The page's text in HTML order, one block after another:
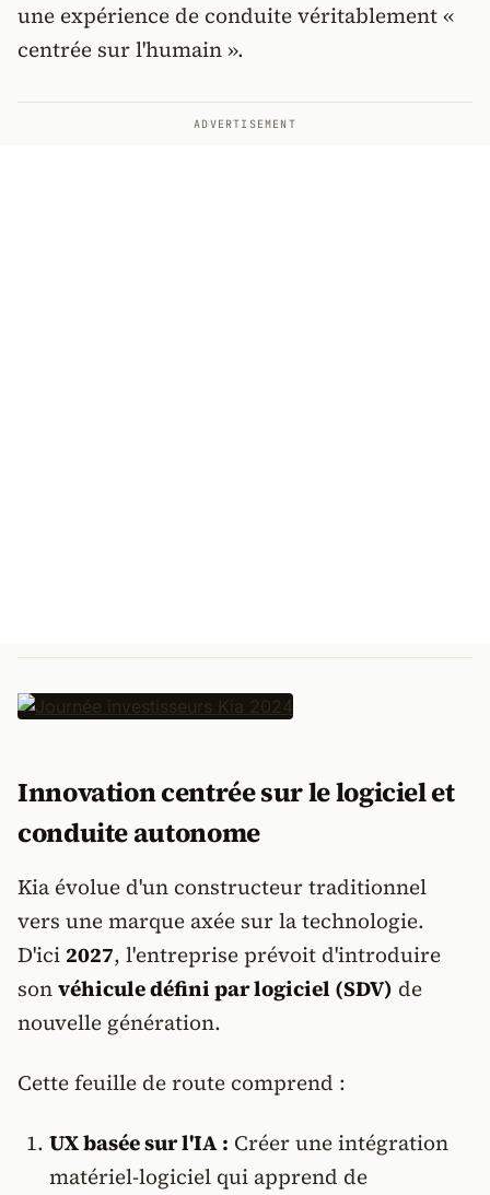
une expérience de conduite véritablement «
centrée sur l'humain ».
ADVERTISEMENT
Innovation centrée sur le logiciel et
conduite autonome
Kia évolue d'un constructeur traditionnel
vers une marque axée sur la technologie.
D'ici 2027, l'entreprise prévoit d'introduire
sonvéhicule défini par logiciel (SDV) de
nouvelle génération.
Cette feuille de route comprend :
UX basée sur l'IA : Créer une intégration
matériel-logiciel qui apprend de